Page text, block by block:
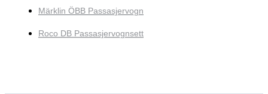
Märklin ÖBB Passasjervogn
Roco DB Passasjervognsett